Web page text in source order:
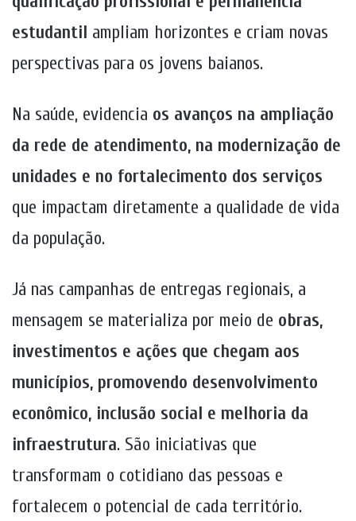
estudantil ampliam horizontes e criam novas
perspectivas para os jovens baianos.
Na saúde, evidencia os avanços na ampliação
da rede de atendimento, na modernização de
unidades e no fortalecimento dos serviços
que impactam diretamente a qualidade de vida
da população.
Já nas campanhas de entregas regionais, a
mensagem se materializa por meio de obras,
investimentos e ações que chegam aos
municípios, promovendo desenvolvimento
econômico, inclusão social e melhoria da
infraestrutura. São iniciativas que
transformam o cotidiano das pessoas e
fortalecem o potencial de cada território.